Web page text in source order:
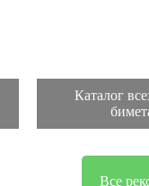
Каталог
Все